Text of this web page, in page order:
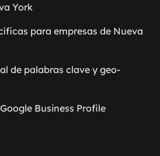
York
para empresas de Nueva
de palabras clave y geo-
Business Profile